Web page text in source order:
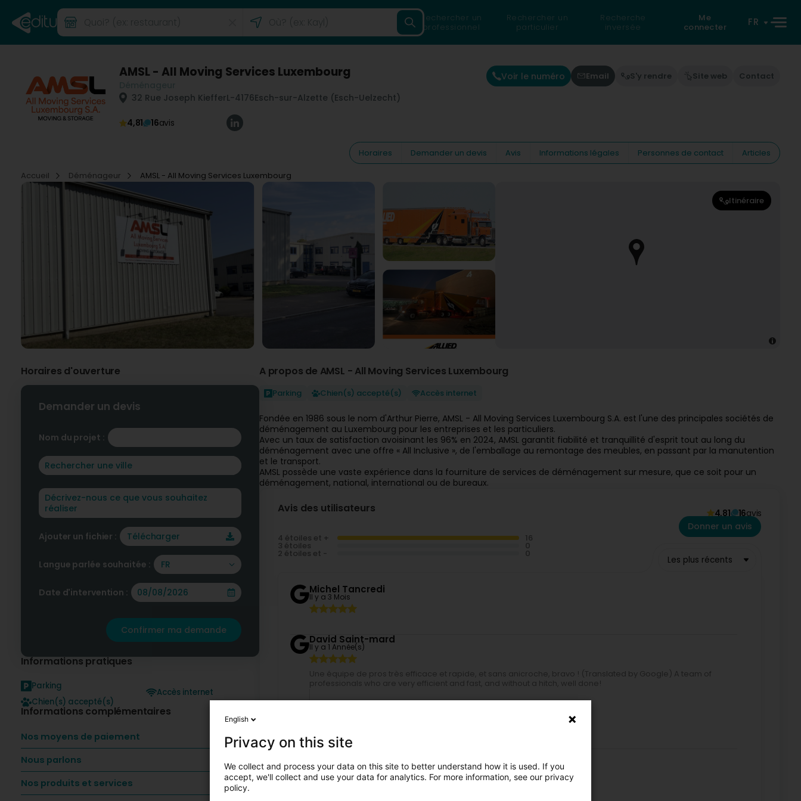
Rechercher un
professionnel
Rechercher un
particulier
Recherche
inversée
Me
connecter
FR
AMSL - All Moving Services Luxembourg
32 Rue Joseph KiefferL-4176Esch-sur-Alzette (Esch-Uelzecht)
4,81 16avis
Voir le numéro Email S'y rendre Site web Contact
Horaires Demander un devis Avis Informations légales Personnes de contact
Articles
Accueil
Déménageur AMSL - All Moving Services Luxembourg
Itinéraire
Horaires d'ouverture
Demander un devis
Nom du projet :
Ajouter un fichier : Télécharger
Langue parlée souhaitée : FR
Date d'intervention :
Confirmer ma demande
Informations pratiques
Parking
Chien(s) accepté(s)
Accès internet
Informations complémentaires
Nos moyens de paiement
Nous parlons
Nos produits et services
A propos de AMSL - All Moving Services Luxembourg
Parking Chien(s) accepté(s) Accès internet
Fondée en 1986 sous le nom d'Arthur Pierre, AMSL - All Moving Services Luxembourg S.A. est l'une des principales sociétés de
déménagement au Luxembourg pour les entreprises et les particuliers.
Avec un taux de satisfaction avoisinant les 96% en 2024, AMSL garantit fiabilité et tranquillité d'esprit tout au long du
déménagement avec une offre « All Inclusive », de l'emballage au remontage des meubles, en passant par la manutention
et le transport.
AMSL possède une vaste expérience dans la fourniture de services de déménagement sur mesure, que ce soit pour un
déménagement, national, international ou de bureaux.
Avis des utilisateurs 4,81 16avis
4 étoiles et +
3 étoiles
2 étoiles et -
Donner un avis
Les plus récents
Michel Tancredi
Il y a 3 Mois
David Saint-mard
Il y a 1 Année(s)
Une équipe de pros très efficace et rapide, et sans anicroche, bravo ! (Translated by Google) A team of
professionals who are very efficient and fast, and without a hitch, well done!
Il y a 2 Année(s)
English
Privacy on this site
We collect and process your data on this site to better understand how it is used. If you
accept, we'll collect and use your data for analytics. For more information, see our privacy
policy.